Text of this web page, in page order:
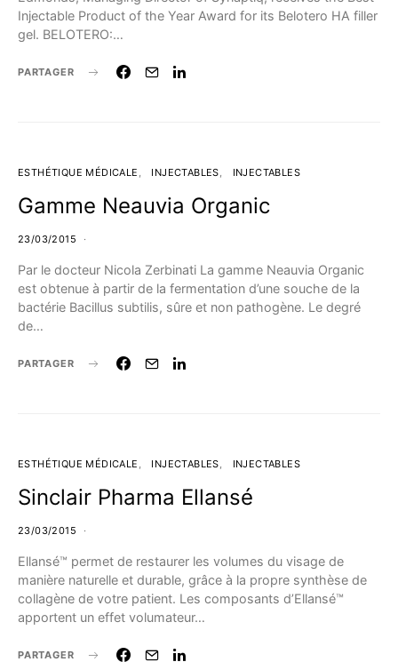
Injectable Product of the Year Award for its Belotero HA filler
gel. BELOTERO:…
PARTAGER
ESTHÉTIQUE MÉDICALE INJECTABLES INJECTABLES
Gamme Neauvia Organic
23/03/2015
Par le docteur Nicola Zerbinati La gamme Neauvia Organic
est obtenue à partir de la fermentation d’une souche de la
bactérie Bacillus subtilis, sûre et non pathogène. Le degré
de…
PARTAGER
ESTHÉTIQUE MÉDICALE INJECTABLES INJECTABLES
Sinclair Pharma Ellansé
23/03/2015
Ellansé™ permet de restaurer les volumes du visage de
manière naturelle et durable, grâce à la propre synthèse de
collagène de votre patient. Les composants d’Ellansé™
apportent un effet volumateur…
PARTAGER